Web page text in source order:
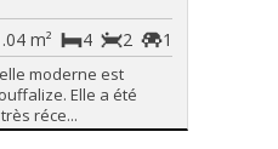
1
2
4
m²
moderne est
Elle a été
réce...